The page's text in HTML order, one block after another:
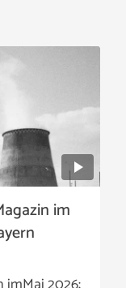
im